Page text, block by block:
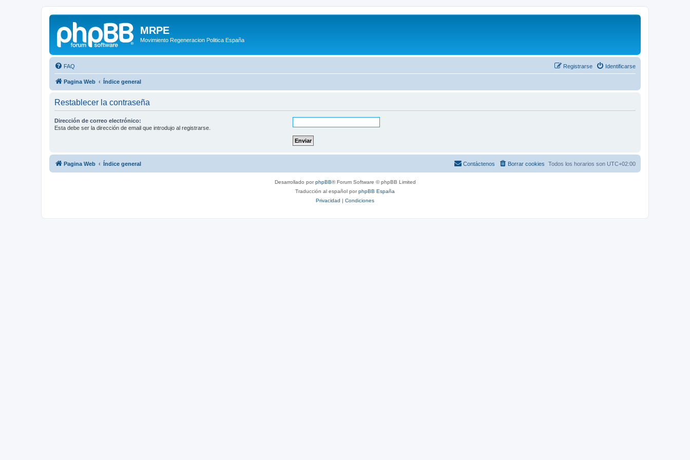
MRPE
Movimiento Regeneracion Politica España
FAQ Identificarse
Registrarse
Pagina Web Índice general
Restablecer la contraseña
Dirección de correo electrónico:
Esta debe ser la dirección de email que introdujo al registrarse.
Pagina Web Índice general Todos los horarios son UTC+02:00
Borrar cookies
Contáctenos
Desarrollado porphpBB® Forum Software © phpBB Limited
Traducción al español porphpBB España
Privacidad | Condiciones